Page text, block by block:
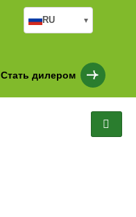
Стать дилером
RU ▾